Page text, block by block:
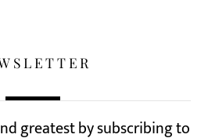
greatest by subscribing to